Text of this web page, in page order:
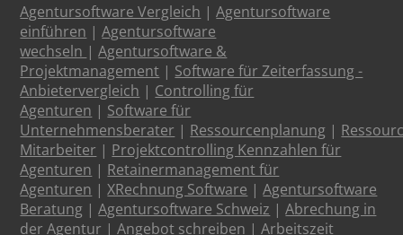
Agentursoftware Vergleich |Agentursoftware
einführen |Agentursoftware
wechseln |Agentursoftware &
Projektmanagement | Software für Zeiterfassung -
Anbietervergleich | Controlling für
Agenturen | Software für
Unternehmensberater | Ressourcenplanung |
Mitarbeiter | Projektcontrolling Kennzahlen für
Agenturen | Retainermanagement für
Agenturen |XRechnung Software |Agentursoftware
Beratung |Agentursoftware Schweiz |Abrechung in
der Agentur |Angebot schreiben |Arbeitszeit